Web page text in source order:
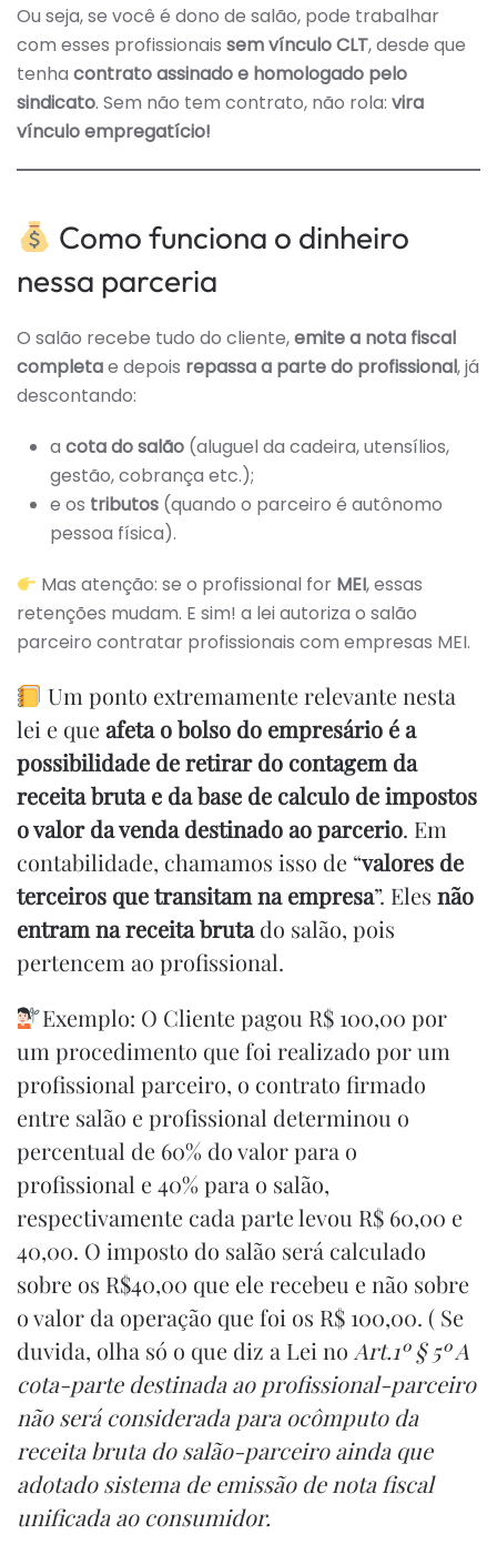
Ou seja, se você é dono de salão, pode trabalhar
com esses profissionais sem vínculo CLT, desde que
tenha contrato assinado e homologado pelo
sindicato. Sem não tem contrato, não rola: vira
vínculo empregatício!
Como funciona o dinheiro
nessa parceria
O salão recebe tudo do cliente,emite a nota fiscal
completae depois repassa a parte do profissional, já
descontando:
a cota do salão (aluguel da cadeira, utensílios,
gestão, cobrança etc.);
e os tributos (quando o parceiro é autônomo
pessoa física).
Mas atenção: se o profissional for MEI, essas
retenções mudam. E sim! a lei autoriza o salão
parceiro contratar profissionais com empresas MEI.
Um ponto extremamente relevante nesta
lei e queafeta o bolso do empresário é a
possibilidade de retirar do contagem da
receita bruta e da base de calculo de impostos
o valor da venda destinado ao parcerio. Em
contabilidade, chamamos isso de “valores de
terceiros que transitam na empresa”. Eles não
entram na receita brutado salão, pois
pertencem ao profissional.
Exemplo: O Cliente pagou R$ 100,00 por
um procedimento que foi realizado por um
profissional parceiro, o contrato firmado
entre salão e profissional determinou o
percentual de 60% do valor para o
profissional e 40% para o salão,
respectivamente cada parte levou R$ 60,00 e
40,00. O imposto do salão será calculado
sobre os R$40,00 que ele recebeu e não sobre
o valor da operação que foi os R$ 100,00. ( Se
duvida, olha só o que diz a Lei no Art.1º § 5º A
cota-parte destinada ao profissional-parceiro
não será considerada para ocômputo da
receita bruta do salão-parceiro ainda que
adotado sistema de emissão de nota fiscal
unificada ao consumidor.